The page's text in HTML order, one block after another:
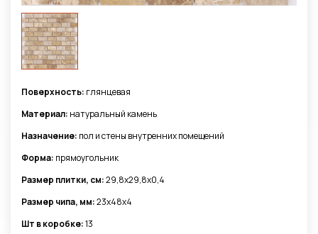
Поверхность: глянцевая
Материал: натуральный камень
Назначение: пол и стены внутренних помещений
Форма: прямоугольник
Размер плитки, см:29,8x29,8x0,4
Размер чипа, мм:23x48x4
Шт в коробке:13